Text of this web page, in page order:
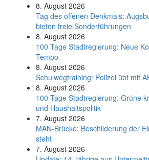
8. August 2026
Tag des offenen Denkmals:
bieten freie Sonderführungen
8. August 2026
100 Tage Stadtregierung: Neue
Tempo
8. August 2026
Schul­weg­trai­ning: Poli­zei übt mit
8. August 2026
100 Tage Stadtregierung: Grüne
und Haushaltspolitik
7. August 2026
MAN-Brücke: Beschilderung der
steht
7. August 2026